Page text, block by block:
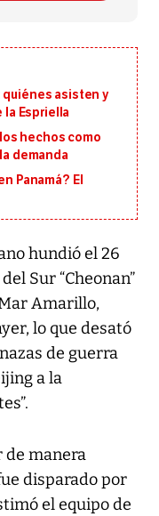
quiénes asisten y
Espriella
hechos como
demanda
Panamá? El
hundió el 26
Sur “Cheonan”
Amarillo,
lo que desató
de guerra
a la
de manera
disparado por
el equipo de